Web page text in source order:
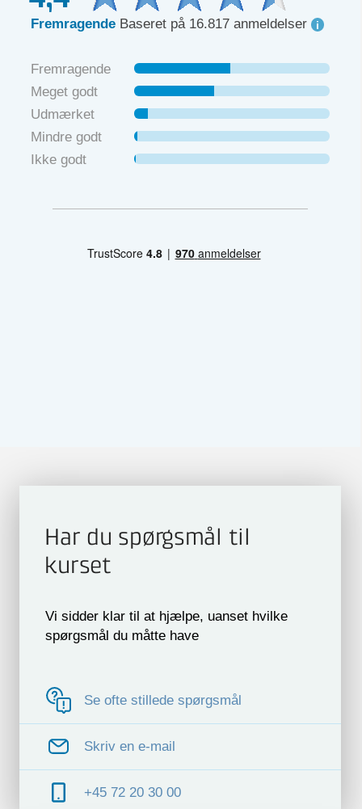
Fremragende Baseret på 16.817 anmeldelser
Fremragende
Meget godt
Udmærket
Mindre godt
Ikke godt
Har du spørgsmål til
kurset
Vi sidder klar til at hjælpe, uanset hvilke
spørgsmål du måtte have
Se ofte stillede spørgsmål
Skriv en e-mail
+45 72 20 30 00